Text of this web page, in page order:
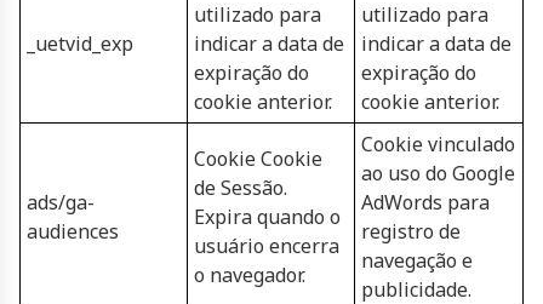
_uetvid_exp
utilizado para
indicar a data de
expiração do
cookie anterior.
utilizado para
indicar a data de
expiração do
cookie anterior.
ads/ga-
audiences
Cookie Cookie
de Sessão.
Expira quando o
usuário encerra
o navegador.
Cookie vinculado
ao uso do Google
AdWords para
registro de
navegação e
publicidade.